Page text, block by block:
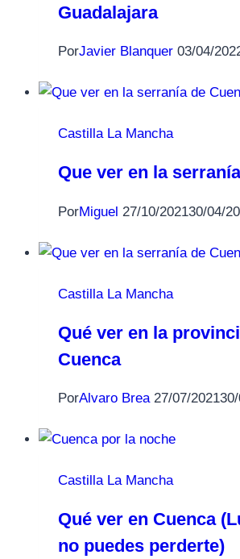
Guadalajara
PorJavier Blanquer 03/04/
Castilla La Mancha
Que ver en la
PorMiguel 27/10/202130/04/
Castilla La Mancha
Qué ver en la
Cuenca
PorAlvaro Brea 27/07/2021
Castilla La Mancha
Qué ver en Cuenca
no puedes perderte)